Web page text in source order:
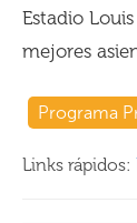
Estadio
mejores
Programa
Links rápidos: